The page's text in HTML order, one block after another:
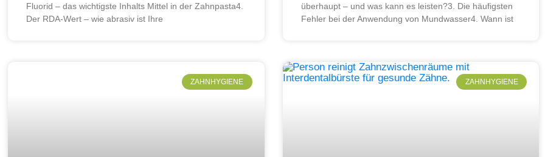
Fluorid – das wichtigste Inhalts Mittel in der Zahnpasta4.
Der RDA-Wert – wie abrasiv ist Ihre
überhaupt – und was kann es leisten?3. Die häufigsten
Fehler bei der Anwendung von Mundwasser4. Wann ist
ZAHNHYGIENE ZAHNHYGIENE